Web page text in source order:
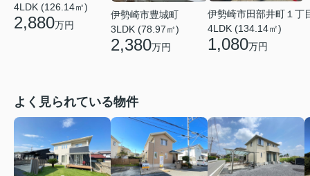
4LDK (126.14㎡)
2,880万円
伊勢崎市豊城町
3LDK (78.97㎡)
2,380万円
伊勢崎市田部井町１丁
4LDK (134.14㎡)
1,080万円
よく見られている物件